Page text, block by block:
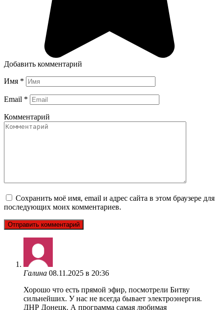
Добавить комментарий
Имя *
Email *
Комментарий
Сохранить моё имя, email и адрес сайта в этом браузере для
последующих моих комментариев.
Галина 08.11.2025 в 20:36
Хорошо что есть прямой эфир, посмотрели Битву
сильнейших. У нас не всегда бывает электроэнергия.
ДНР Донецк. А программа самая любимая